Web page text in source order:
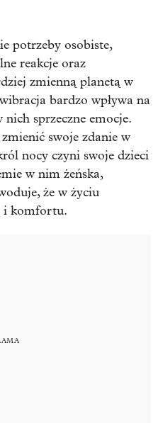
potrzeby osobiste,
reakcje oraz
zmienną planetą w
bardzo wpływa na
sprzeczne emocje.
swoje zdanie w
nocy czyni swoje dzieci
w nim żeńska,
że w życiu
i komfortu.